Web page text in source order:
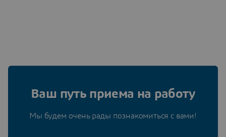
Ваш путь приема на работу
Мы будем очень рады познакомиться с вами!